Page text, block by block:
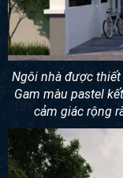
Ngôi nhà được
Gam màu pastel
cảm giác rộng